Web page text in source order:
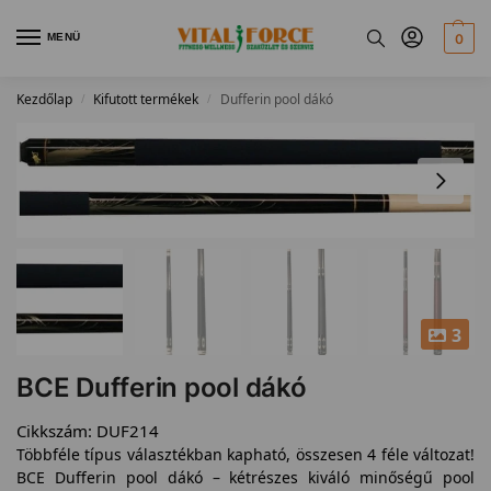
MENÜ 0
Kezdőlap / Kifutott termékek / Dufferin pool dákó
3
BCE Dufferin pool dákó
Cikkszám: DUF214
Többféle típus választékban kapható, összesen 4 féle változat!
BCE Dufferin pool dákó – kétrészes kiváló minőségű pool